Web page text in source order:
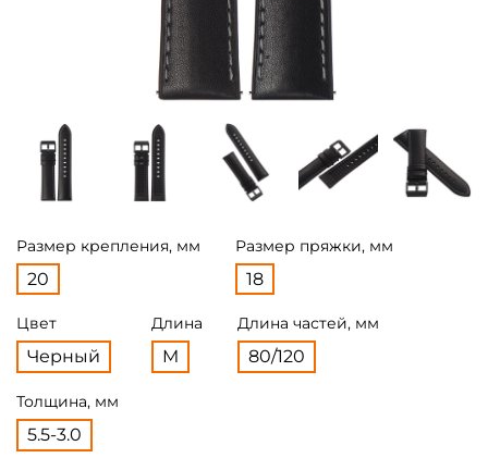
Размер крепления, мм
20
Размер пряжки, мм
18
Цвет
Черный
Длина
M
Длина частей, мм
80/120
Толщина, мм
5.5-3.0